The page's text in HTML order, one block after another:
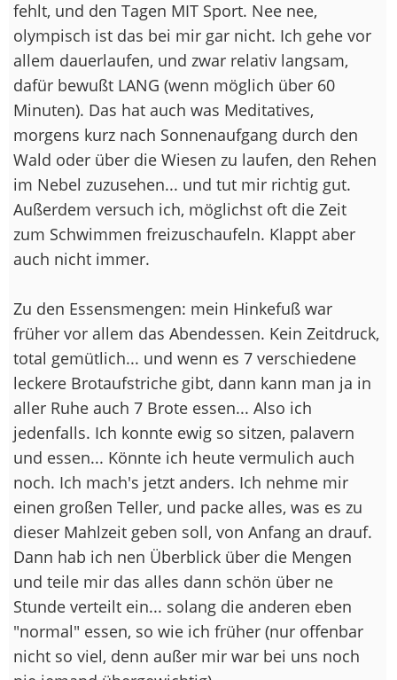
fehlt, und den Tagen MIT Sport. Nee nee,
olympisch ist das bei mir gar nicht. Ich gehe vor
allem dauerlaufen, und zwar relativ langsam,
dafür bewußt LANG (wenn möglich über 60
Minuten). Das hat auch was Meditatives,
morgens kurz nach Sonnenaufgang durch den
Wald oder über die Wiesen zu laufen, den Rehen
im Nebel zuzusehen... und tut mir richtig gut.
Außerdem versuch ich, möglichst oft die Zeit
zum Schwimmen freizuschaufeln. Klappt aber
auch nicht immer.
Zu den Essensmengen: mein Hinkefuß war
früher vor allem das Abendessen. Kein Zeitdruck,
total gemütlich... und wenn es 7 verschiedene
leckere Brotaufstriche gibt, dann kann man ja in
aller Ruhe auch 7 Brote essen... Also ich
jedenfalls. Ich konnte ewig so sitzen, palavern
und essen... Könnte ich heute vermulich auch
noch. Ich mach's jetzt anders. Ich nehme mir
einen großen Teller, und packe alles, was es zu
dieser Mahlzeit geben soll, von Anfang an drauf.
Dann hab ich nen Überblick über die Mengen
und teile mir das alles dann schön über ne
Stunde verteilt ein... solang die anderen eben
"normal" essen, so wie ich früher (nur offenbar
nicht so viel, denn außer mir war bei uns noch